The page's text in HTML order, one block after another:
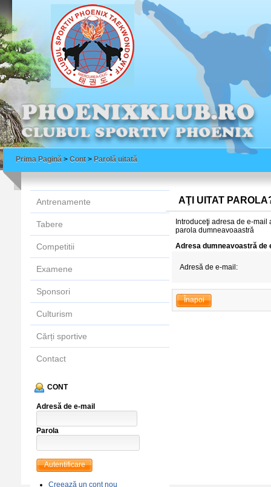
Prima Pagină > Cont > Parolă uitată
Antrenamente
Tabere
Competitii
Examene
Sponsori
Culturism
Cărți sportive
Contact
CONT
Adresă de e-mail
Parola
Autentificare
Creează un cont nou
AŢI UITAT
Introduceţi adresa de e-
parola dumneavoaastră
Adresa dumneavoastră de
Adresă de e-mail:
Înapoi